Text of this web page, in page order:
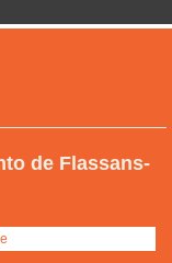
de Flassans-